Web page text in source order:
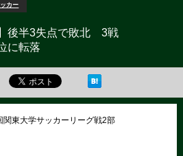
カー
後半3失点で敗北 3戦
に転落
関東大学サッカーリーグ戦2部